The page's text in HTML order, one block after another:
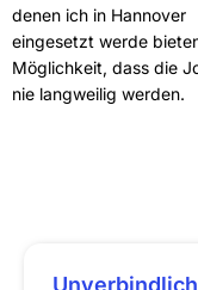
denen ich in Hannover
eingesetzt werde
Möglichkeit, dass die
nie langweilig werden.